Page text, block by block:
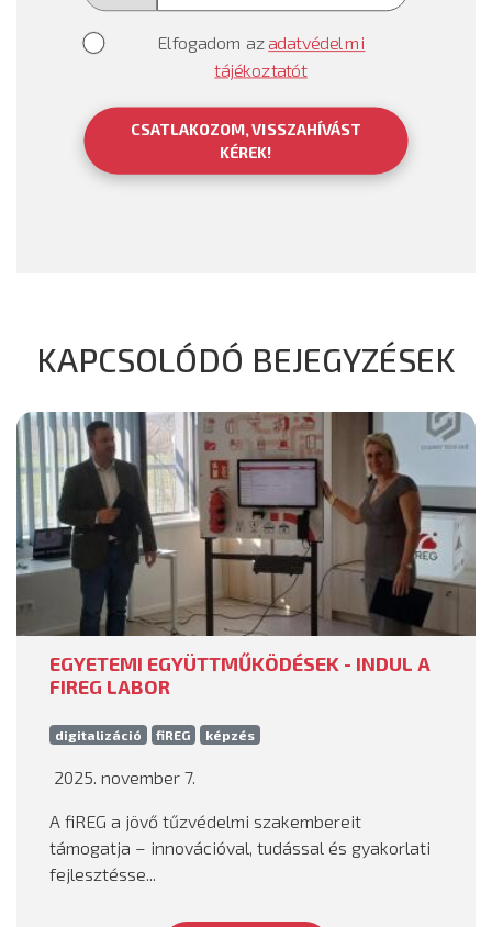
Elfogadom azadatvédelmi
tájékoztatót
CSATLAKOZOM, VISSZAHÍVÁST
KÉREK!
KAPCSOLÓDÓ BEJEGYZÉSEK
EGYETEMI EGYÜTTMŰKÖDÉSEK - INDUL A
FIREG LABOR
digitalizáció fiREG képzés
2025. november 7.
A fiREG a jövő tűzvédelmi szakembereit
támogatja – innovációval, tudással és gyakorlati
fejlesztésse...